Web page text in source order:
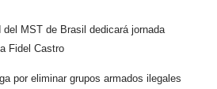
del MST de Brasil dedicará jornada
Fidel Castro
por eliminar grupos armados ilegales